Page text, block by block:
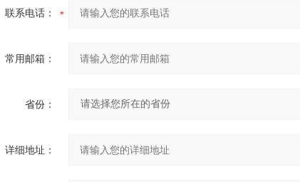
联系电话：
常用邮箱：
省份：
详细地址：